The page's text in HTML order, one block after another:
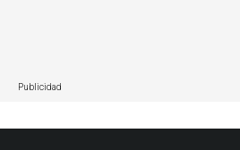
Publicidad